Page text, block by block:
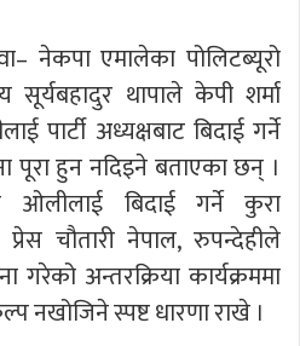
नेकपा एमालेका पोलिटब्यूरो
सूर्यबहादुर थापाले केपी शर्मा
पार्टी अध्यक्षबाट बिदाई गर्ने
पूरा हुन नदिइने बताएका छन् ।
ओलीलाई बिदाई गर्ने कुरा
चौतारी नेपाल, रुपन्देहीले
गरेको अन्तरक्रिया कार्यक्रममा
नखोजिने स्पष्ट धारणा राखे ।